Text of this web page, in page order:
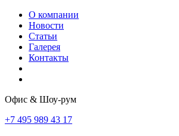
О компании
Новости
Статьи
Галерея
Контакты
Офис & Шоу-рум
+7 495 989 43 17